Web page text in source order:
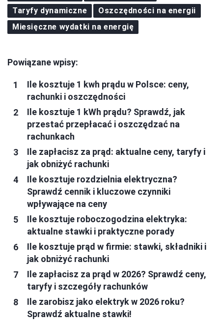
Taryfy dynamiczne
Oszczędności na energii
Miesięczne wydatki na energię
Powiązane wpisy:
Ile kosztuje 1 kwh prądu w Polsce: ceny,
rachunki i oszczędności
Ile kosztuje 1 kWh prądu? Sprawdź, jak
przestać przepłacać i oszczędzać na
rachunkach
Ile zapłacisz za prąd: aktualne ceny, taryfy i
jak obniżyć rachunki
Ile kosztuje rozdzielnia elektryczna?
Sprawdź cennik i kluczowe czynniki
wpływające na ceny
Ile kosztuje roboczogodzina elektryka:
aktualne stawki i praktyczne porady
Ile kosztuje prąd w firmie: stawki, składniki i
jak obniżyć rachunki
Ile zapłacisz za prąd w 2026? Sprawdź ceny,
taryfy i szczegóły rachunków
Ile zarobisz jako elektryk w 2026 roku?
Sprawdź aktualne stawki!